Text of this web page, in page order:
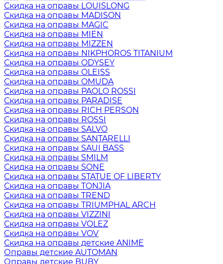
Скидка на оправы LOUISLONG
Скидка на оправы MADISON
Скидка на оправы MAGIC
Скидка на оправы MIEN
Скидка на оправы MIZZEN
Скидка на оправы NIKPHOROS TITANIUM
Скидка на оправы ODYSEY
Скидка на оправы OLEISS
Скидка на оправы OMUDA
Скидка на оправы PAOLO ROSSI
Скидка на оправы PARADISE
Скидка на оправы RICH PERSON
Скидка на оправы ROSSI
Скидка на оправы SALVO
Скидка на оправы SANTARELLI
Скидка на оправы SAUI BASS
Скидка на оправы SMILM
Скидка на оправы SONE
Скидка на оправы STATUE OF LIBERTY
Скидка на оправы TONJIA
Скидка на оправы TREND
Скидка на оправы TRIUMPHAL ARCH
Скидка на оправы VIZZINI
Скидка на оправы VOLEZ
Скидка на оправы VOV
Скидка на оправы детские ANIME
Оправы детские AUTOMAN
Оправы детские BUBY